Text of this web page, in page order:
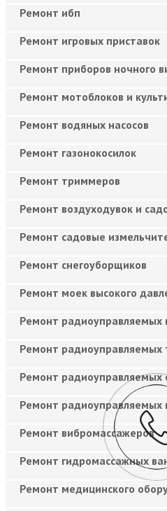
Ремонт ибп
Ремонт игровых приставок
Ремонт приборов ночного
Ремонт мотоблоков и
Ремонт водяных насосов
Ремонт газонокосилок
Ремонт триммеров
Ремонт воздуходувок и
Ремонт садовые
Ремонт снегоуборщиков
Ремонт моек высокого
Ремонт
Ремонт радиоуправляемых
Ремонт радиоуправляемых
Ремонт радиоуправляемых
Ремонт вибромассажеров
Ремонт гидромассажных
Ремонт медицинского